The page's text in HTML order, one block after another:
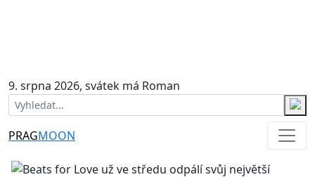
9. srpna 2026, svátek má Roman
PRAGMOON